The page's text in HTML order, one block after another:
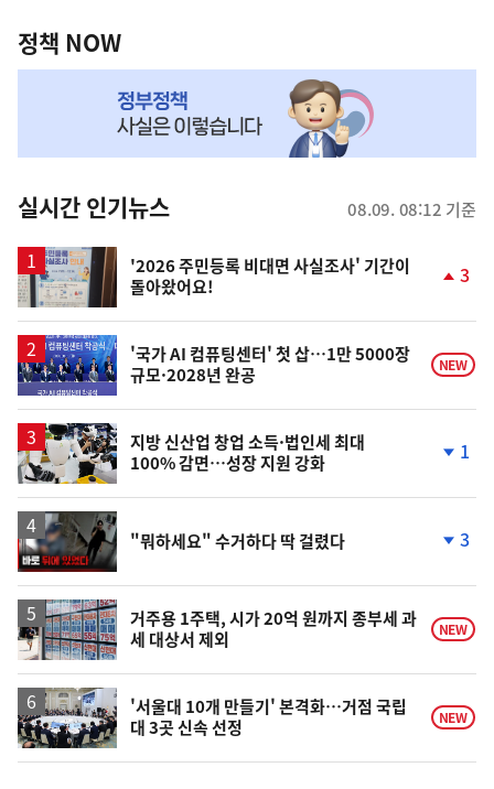
책
NOW,
뉴
스
정책 NOW
실시간 인기뉴스 08.09. 08:12 기준
'2026 주민등록 비대면 사실조사' 기간이
돌아왔어요!
상
승
3
'국가 AI 컴퓨팅센터' 첫 삽…1만 5000장
규모·2028년 완공
NEW
지방 신산업 창업 소득·법인세 최대
100% 감면…성장 지원 강화
하
1
영
상
"뭐하세요" 수거하다 딱 걸렸다
하
락
3
거주용 1주택, 시가 20억 원까지 종부세 과
세 대상서 제외
NEW
'서울대 10개 만들기' 본격화…거점 국립
대 3곳 신속 선정
NEW